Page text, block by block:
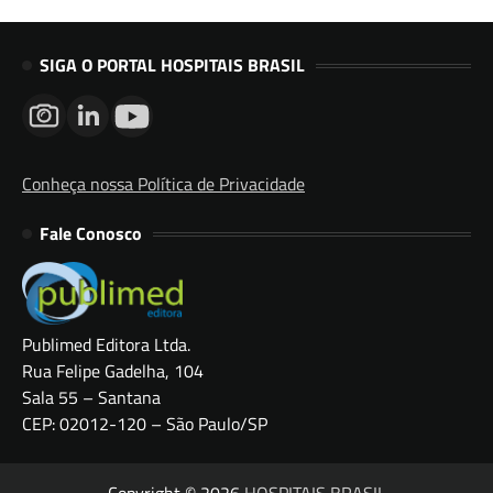
SIGA O PORTAL HOSPITAIS BRASIL
Conheça nossa Política de Privacidade
Fale Conosco
Publimed Editora Ltda.
Rua Felipe Gadelha, 104
Sala 55 – Santana
CEP: 02012-120 – São Paulo/SP